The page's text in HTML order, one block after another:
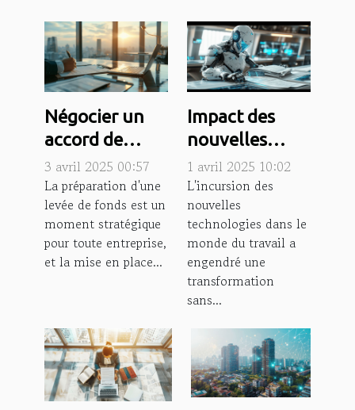
Négocier un
accord de
confidentialité
efficace avant
une levée de
fonds
3 avril 2025 00:57
La préparation d'une
levée de fonds est un
moment stratégique
pour toute entreprise,
et la mise en place...
Impact des
nouvelles
technologies
sur le droit du
travail
1 avril 2025 10:02
L'incursion des
nouvelles
technologies dans le
monde du travail a
engendré une
transformation
sans...